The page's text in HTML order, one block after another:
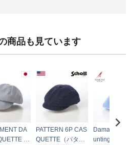
商品も見ています
DA
S
PATTERN 6P CAS
QUETTE（パター
Damage
unting（ダ